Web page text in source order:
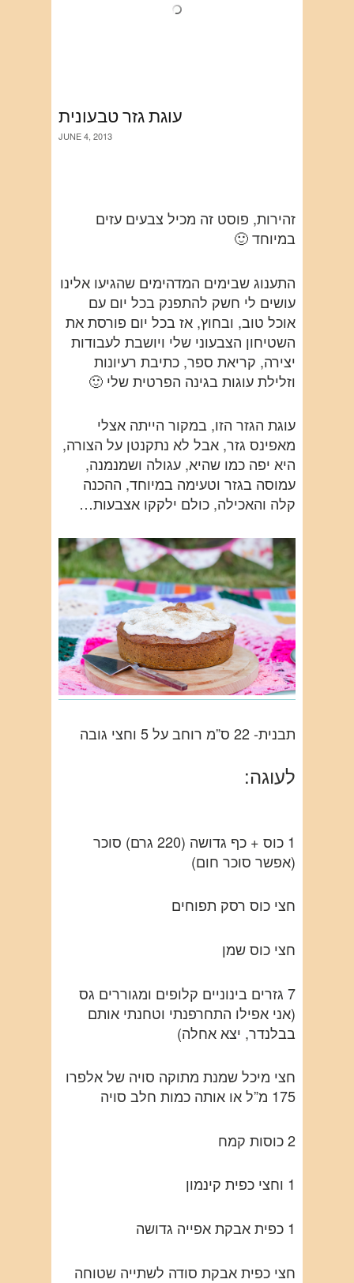
עוגת גזר טבעונית
JUNE 4, 2013
זהירות, פוסט זה מכיל צבעים עזים
במיוחד 🙂
התענוג שבימים המדהימים שהגיעו אלינו
עושים לי חשק להתפנק בכל יום עם
אוכל טוב, ובחוץ, אז בכל יום פורסת את
השטיחון הצבעוני שלי ויושבת לעבודות
יצירה, קריאת ספר, כתיבת רעיונות
וזלילת עוגות בגינה הפרטית שלי 🙂
עוגת הגזר הזו, במקור הייתה אצלי
מאפינס גזר, אבל לא נתקנטן על הצורה,
היא יפה כמו שהיא, עגולה ושמנמנה,
עמוסה בגזר וטעימה במיוחד, ההכנה
קלה והאכילה, כולם ילקקו אצבעות…
תבנית- 22 ס”מ רוחב על 5 וחצי גובה
לעוגה:
1 כוס + כף גדושה (220 גרם) סוכר
(אפשר סוכר חום)
חצי כוס רסק תפוחים
חצי כוס שמן
7 גזרים בינוניים קלופים ומגוררים גס
(אני אפילו התחרפנתי וטחנתי אותם
בבלנדר, יצא אחלה)
חצי מיכל שמנת מתוקה סויה של אלפרו
175 מ”ל או אותה כמות חלב סויה
2 כוסות קמח
1 וחצי כפית קינמון
1 כפית אבקת אפייה גדושה
חצי כפית אבקת סודה לשתייה שטוחה